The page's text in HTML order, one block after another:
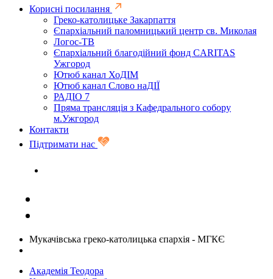
Корисні посилання
Греко-католицьке Закарпаття
Єпархіальний паломницький центр св. Миколая
Логос-ТВ
Єпархіальний благодійний фонд CARITAS
Ужгород
Ютюб канал ХоДІМ
Ютюб канал Слово наДІЇ
РАДІО 7
Пряма трансляція з Кафедрального собору
м.Ужгород
Контакти
Підтримати нас
Мукачівська греко-католицька єпархія - МГКЄ
Академія Теодора